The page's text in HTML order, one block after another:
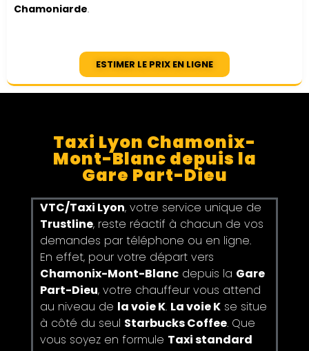
Chamoniarde.
ESTIMER LE PRIX EN LIGNE
Taxi Lyon Chamonix-
Mont-Blanc depuis la
Gare Part-Dieu
VTC/Taxi Lyon, votre service unique de
Trustline, reste réactif à chacun de vos
demandes par téléphone ou en ligne.
En effet, pour votre départ vers
Chamonix-Mont-Blanc depuis la Gare
Part-Dieu, votre chauffeur vous attend
au niveau de la voie K. La voie K se situe
à côté du seul Starbucks Coffee. Que
vous soyez en formule Taxi standard